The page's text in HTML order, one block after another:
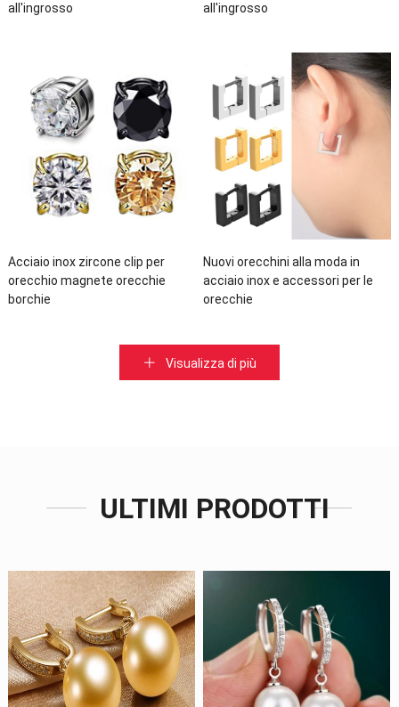
all'ingrosso all'ingrosso
Acciaio inox zircone clip per
orecchio magnete orecchie
borchie
Nuovi orecchini alla moda in
acciaio inox e accessori per le
orecchie
Visualizza di più
ULTIMI PRODOTTI